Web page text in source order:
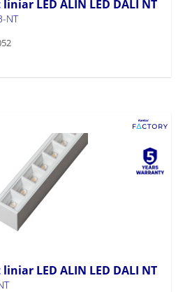
LED ALIN LED DALI NT
NT
LED ALIN LED DALI NT